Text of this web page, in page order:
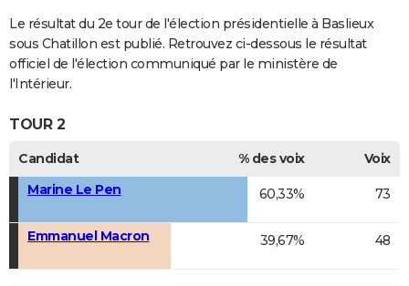
S'inscrire
Se connecter
Lycées
Collèges
Primaires
Universités
Entreprises
Service militaire
Avis de recherche
AVIS DE DÉCÈS
FORUM
Bricolage
Lifestyle
Culture
Sport
Auto
Television
Voyage
Cinema
Le résultat du 2e tour de l'élection présidentielle à Baslieux
sous Chatillon est publié. Retrouvez ci-dessous le résultat
officiel de l'élection communiqué par le ministère de
l'Intérieur.
TOUR 2
Candidat % des voix
Voix
Marine Le Pen
60,33% 73
Emmanuel Macron 39,67% 48